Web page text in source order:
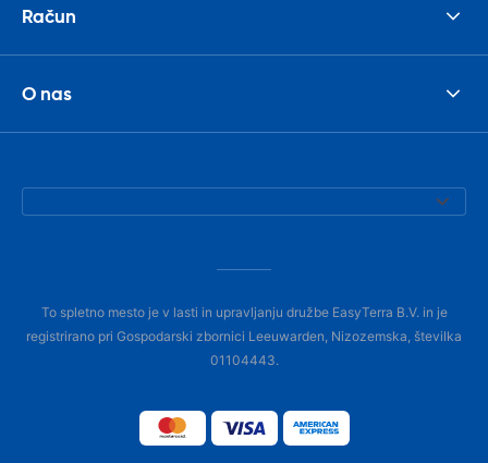
Račun
O nas
To spletno mesto je v lasti in upravljanju družbe EasyTerra B.V. in je
registrirano pri Gospodarski zbornici Leeuwarden, Nizozemska, številka
01104443.